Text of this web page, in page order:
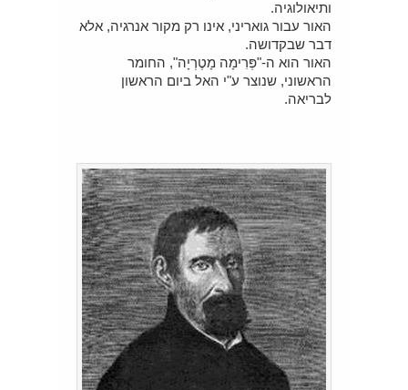
ותיאולוגיה.
האור עבור גואריני, אינו רק מקור אנרגיה, אלא
דבר שבקדושה.
האור הוא ה-"פְּרִימָה מָטֶרְיָה", החומר
הראשוני, שנוצר ע"י האל ביום הראשון
לבריאה.